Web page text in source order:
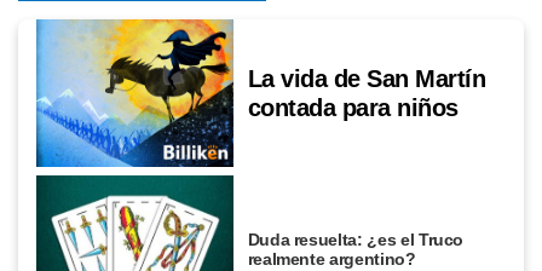
La vida de San Martín
contada para niños
Duda resuelta: ¿es el Truco
realmente argentino?